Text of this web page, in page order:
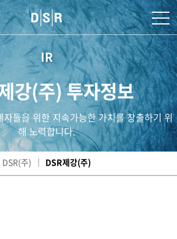
IR
강(주) 투자정보
들을 위한 지속가능한 가치를 창출하기 위
해 노력합니다.
DSR(주) DSR제강(주)